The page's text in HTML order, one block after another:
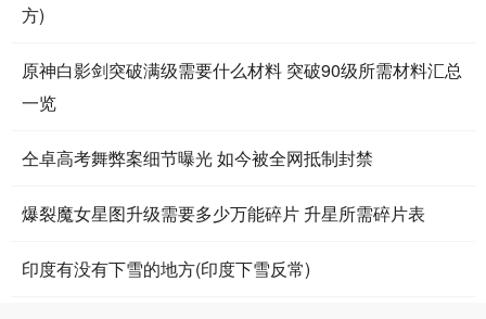
方)
原神白影剑突破满级需要什么材料 突破90级所需材料汇总
一览
仝卓高考舞弊案细节曝光 如今被全网抵制封禁
爆裂魔女星图升级需要多少万能碎片 升星所需碎片表
印度有没有下雪的地方(印度下雪反常)